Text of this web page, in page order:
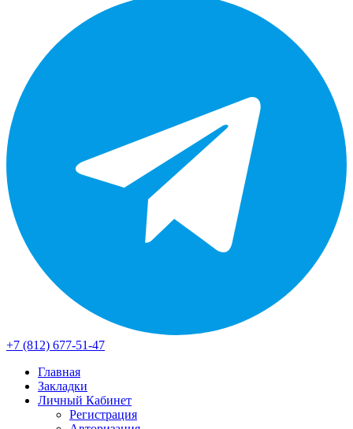
+7 (812) 677-51-47
Главная
Закладки
Личный Кабинет
Регистрация